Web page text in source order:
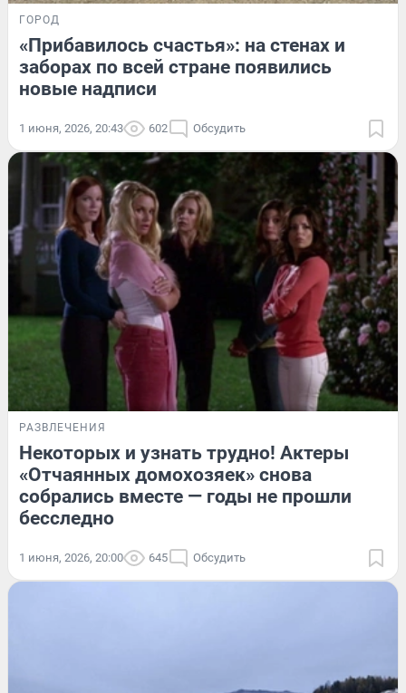
ГОРОД
«Прибавилось счастья»: на стенах и
заборах по всей стране появились
новые надписи
1 июня, 2026, 20:43 602 Обсудить
РАЗВЛЕЧЕНИЯ
Некоторых и узнать трудно! Актеры
«Отчаянных домохозяек» снова
собрались вместе — годы не прошли
бесследно
1 июня, 2026, 20:00 645 Обсудить